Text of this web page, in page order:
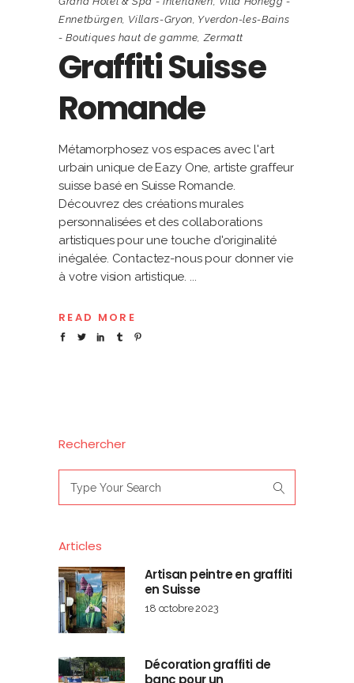
Ennetbürgen, Villars-Gryon, Yverdon-les-Bains
- Boutiques haut de gamme,Zermatt
Graffiti Suisse
Romande
Métamorphosez vos espaces avec l'art
urbain unique de Eazy One, artiste graffeur
suisse basé en Suisse Romande.
Découvrez des créations murales
personnalisées et des collaborations
artistiques pour une touche d'originalité
inégalée. Contactez-nous pour donner vie
à votre vision artistique.
READ MORE
Rechercher
for:
Articles
Artisan peintre en graffiti
en Suisse
18 octobre 2023
Décoration graffiti de